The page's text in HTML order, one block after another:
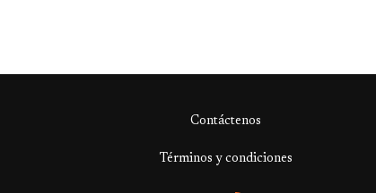
Contáctenos
Términos y condiciones